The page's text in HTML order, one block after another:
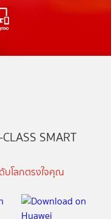
SMART
บโลกตรงใจคุณ